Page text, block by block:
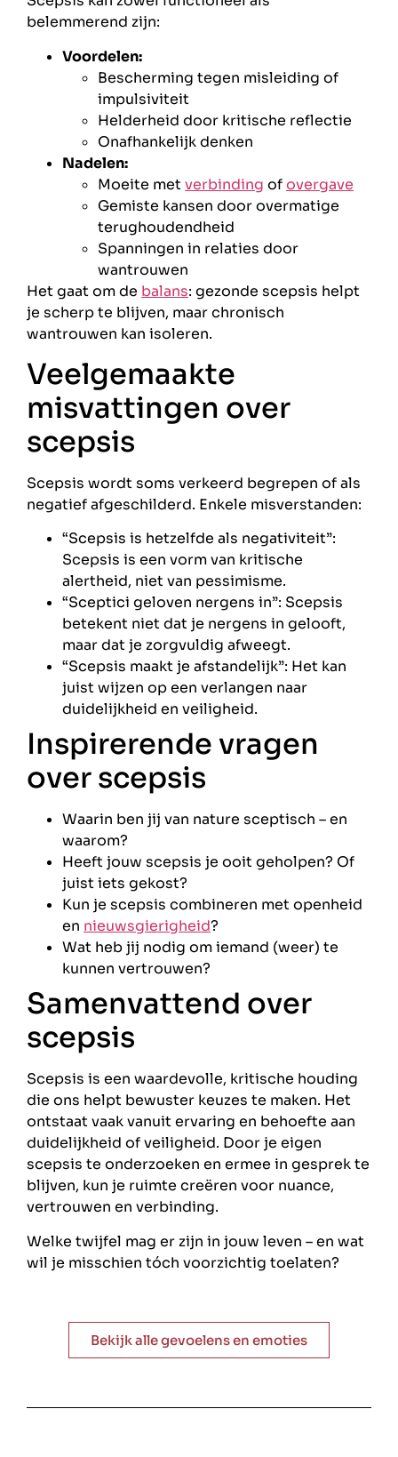
belemmerend zijn:
Voordelen:
Bescherming tegen misleiding of
impulsiviteit
Helderheid door kritische reflectie
Onafhankelijk denken
Nadelen:
Moeite metverbinding ofovergave
Gemiste kansen door overmatige
terughoudendheid
Spanningen in relaties door
wantrouwen
Het gaat om de balans: gezonde scepsis helpt
je scherp te blijven, maar chronisch
wantrouwen kan isoleren.
Veelgemaakte
misvattingen over
scepsis
Scepsis wordt soms verkeerd begrepen of als
negatief afgeschilderd. Enkele misverstanden:
“Scepsis is hetzelfde als negativiteit”:
Scepsis is een vorm van kritische
alertheid, niet van pessimisme.
“Sceptici geloven nergens in”: Scepsis
betekent niet dat je nergens in gelooft,
maar dat je zorgvuldig afweegt.
“Scepsis maakt je afstandelijk”: Het kan
juist wijzen op een verlangen naar
duidelijkheid en veiligheid.
Inspirerende vragen
over scepsis
Waarin ben jij van nature sceptisch – en
waarom?
Heeft jouw scepsis je ooit geholpen? Of
juist iets gekost?
Kun je scepsis combineren met openheid
en nieuwsgierigheid?
Wat heb jij nodig om iemand (weer) te
kunnen vertrouwen?
Samenvattend over
scepsis
Scepsis is een waardevolle, kritische houding
die ons helpt bewuster keuzes te maken. Het
ontstaat vaak vanuit ervaring en behoefte aan
duidelijkheid of veiligheid. Door je eigen
scepsis te onderzoeken en ermee in gesprek te
blijven, kun je ruimte creëren voor nuance,
vertrouwen en verbinding.
Welke twijfel mag er zijn in jouw leven – en wat
wil je misschien tóch voorzichtig toelaten?
Bekijk alle gevoelens en emoties